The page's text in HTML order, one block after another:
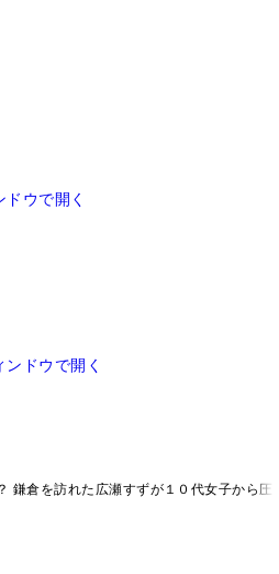
ウで開く
ンドウで開く
鎌倉を訪れた広瀬すずが１０代女子から